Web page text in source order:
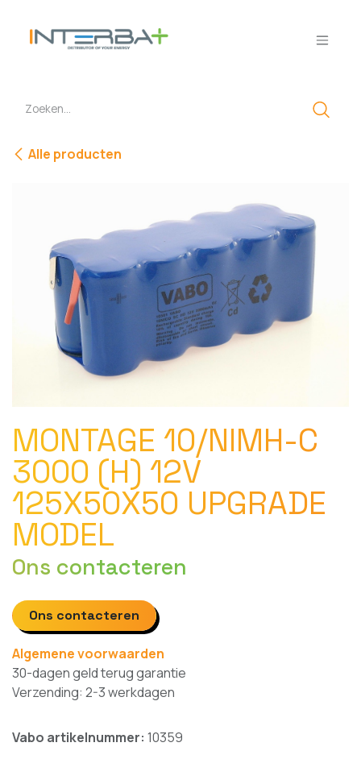
Alle producten
MONTAGE 10/NIMH-C
3000 (H) 12V
125X50X50 UPGRADE
MODEL
Ons contacteren
Ons contacteren
Algemene voorwaarden
30-dagen geld terug garantie
Verzending: 2-3 werkdagen
Vabo artikelnummer: 10359